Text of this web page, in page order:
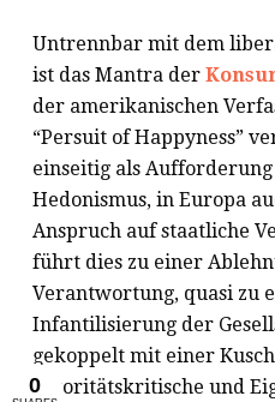
Untrennbar mit dem
ist das Mantra der
der amerikanischen
“Persuit of Happyness”
einseitig als
Hedonismus, in Europa
Anspruch auf staatliche
führt dies zu einer
Verantwortung, quasi zu
Infantilisierung der
gekoppelt mit einer
autoritätskritische und